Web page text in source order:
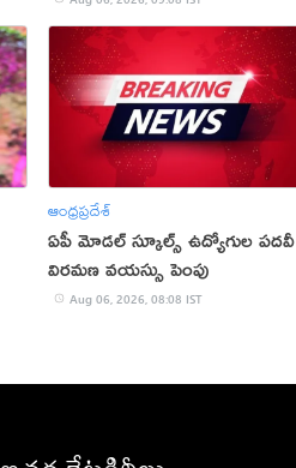
ఆంధ్రప్రదేశ్
ఏపీ మోడల్ స్కూల్స్ ఉద్యోగుల పదవీ
విరమణ వయస్సు పెంపు
Aug 06, 2026, 08:08 IST